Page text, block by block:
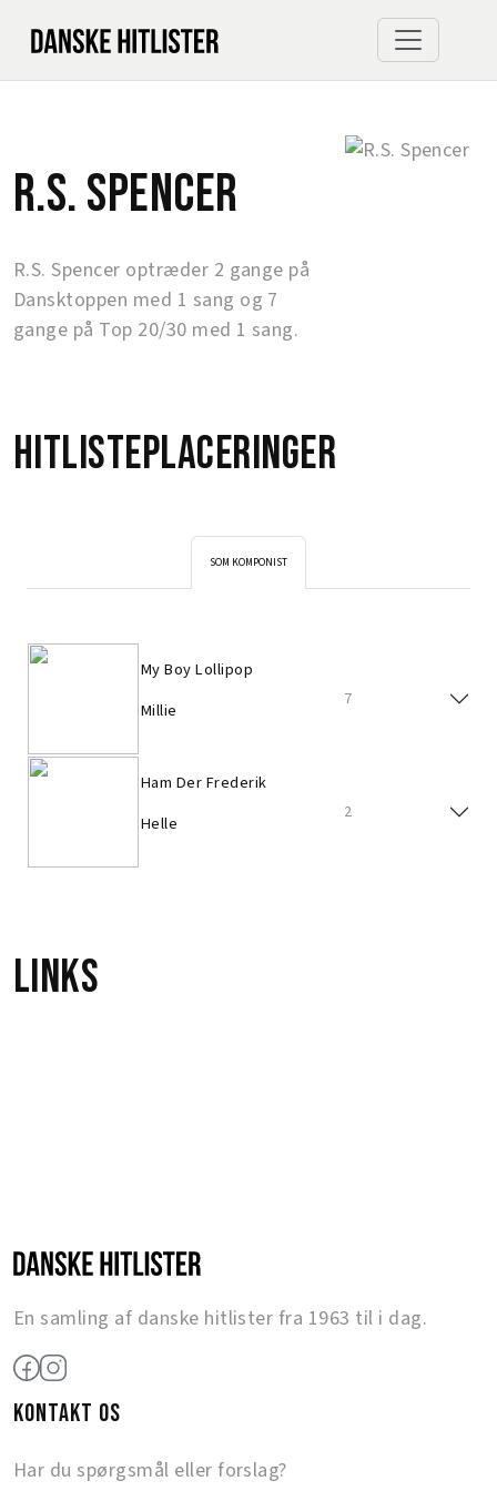
R.S. Spencer
R.S. Spencer optræder 2 gange på
Dansktoppen med 1 sang og 7
gange på Top 20/30 med 1 sang.
Hitlisteplaceringer
SOM KOMPONIST
My Boy Lollipop
Millie
7
Ham Der Frederik
Helle
2
Links
En samling af danske hitlister fra 1963 til i dag.
KONTAKT OS
Har du spørgsmål eller forslag?